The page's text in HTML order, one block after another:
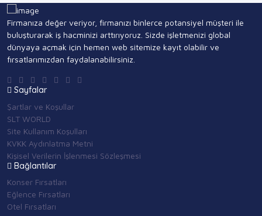
Firmanıza değer veriyor, firmanızı binlerce potansiyel müşteri ile
buluşturarak iş hacminizi arttırıyoruz. Sizde işletmenizi global
dünyaya açmak için hemen web sitemize kayıt olabilir ve
fırsatlarımızdan faydalanabilirsiniz.
Sayfalar
Şartlar ve Koşullar
SLT WORLD
Site Kullanım Koşulları
KVKK Aydınlatma Metni
Kişisel Verilerin İşlenmesi Sözleşmesi
Bağlantılar
Konser Fırsatları
Eğlence Fırsatları
Otel Fırsatları